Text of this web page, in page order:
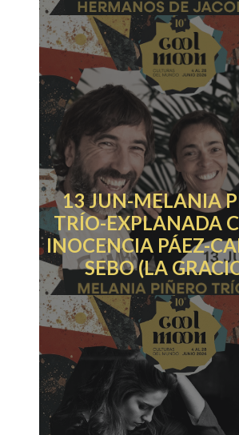
13 JUN-MELANIA
TRÍO-EXPLANADA
INOCENCIA PÁEZ-
SEBO (LA